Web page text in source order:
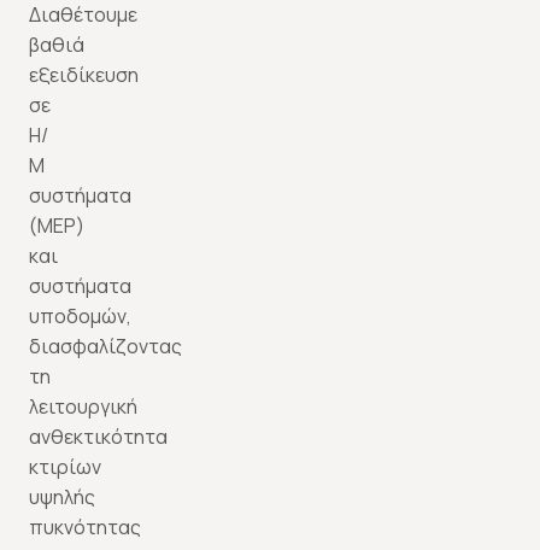
Διαθέτουμε
βαθιά
εξειδίκευση
σε
Η/
Μ
συστήματα
(MEP)
και
συστήματα
υποδομών,
διασφαλίζοντας
τη
λειτουργική
ανθεκτικότητα
κτιρίων
υψηλής
πυκνότητας